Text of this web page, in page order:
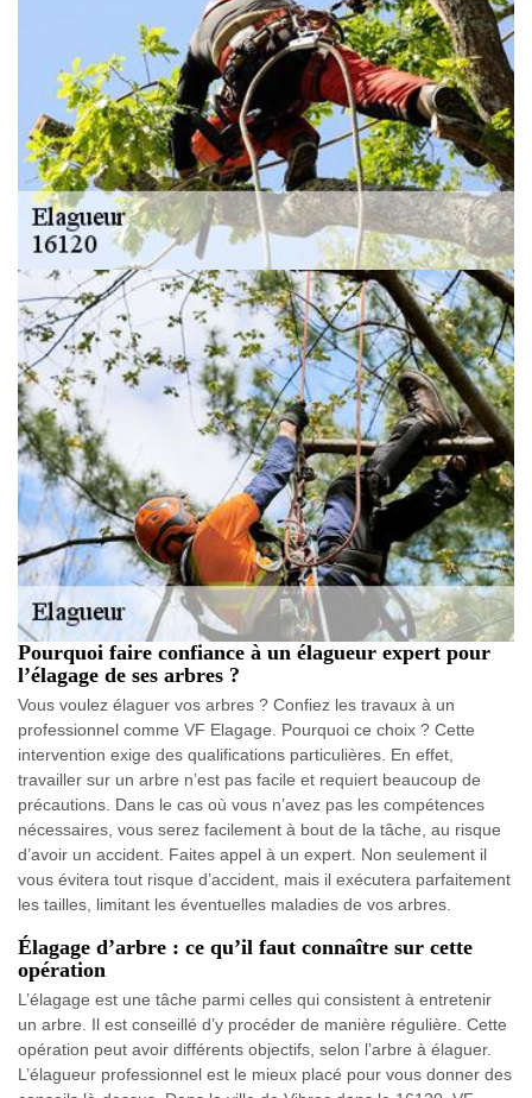
Pourquoi faire confiance à un élagueur expert pour
l’élagage de ses arbres ?
Vous voulez élaguer vos arbres ? Confiez les travaux à un
professionnel comme VF Elagage. Pourquoi ce choix ? Cette
intervention exige des qualifications particulières. En effet,
travailler sur un arbre n’est pas facile et requiert beaucoup de
précautions. Dans le cas où vous n’avez pas les compétences
nécessaires, vous serez facilement à bout de la tâche, au risque
d’avoir un accident. Faites appel à un expert. Non seulement il
vous évitera tout risque d’accident, mais il exécutera parfaitement
les tailles, limitant les éventuelles maladies de vos arbres.
Élagage d’arbre : ce qu’il faut connaître sur cette
opération
L’élagage est une tâche parmi celles qui consistent à entretenir
un arbre. Il est conseillé d’y procéder de manière régulière. Cette
opération peut avoir différents objectifs, selon l’arbre à élaguer.
L’élagueur professionnel est le mieux placé pour vous donner des